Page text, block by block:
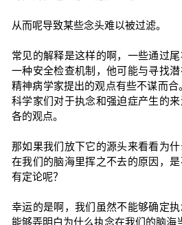
从而呢导致某些念头难以被过滤。
常见的解释是这样的啊，一些通过
一种安全检查机制，他可能与寻找
精神病学家提出的观点有些不谋而
科学家们对于执念和强迫症产生的
各的观点。
那如果我们放下它的源头来看看为
在我们的脑海里挥之不去的原因，
有定论呢？
幸运的是啊，我们虽然不能够确定
能够弄明白为什么执念在我们的脑海